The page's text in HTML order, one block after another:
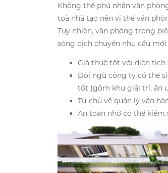
Không thể phủ nhận văn
toà nhà tạo nên vị thế văn
Tuy nhiên, văn phòng trong
sóng dịch chuyển nhu cầu
Giá thuê tốt với diện
Đội ngũ công ty có thể
tốt (gồm khu giải trí, ăn
Tự chủ về quản lý vận
An toàn nhờ có thể